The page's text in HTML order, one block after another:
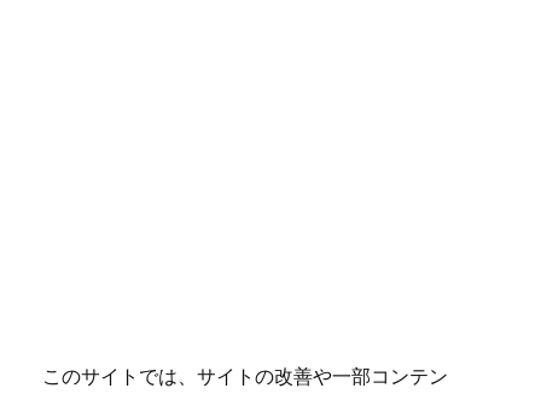
このサイトでは、サイトの改善や一部コンテン